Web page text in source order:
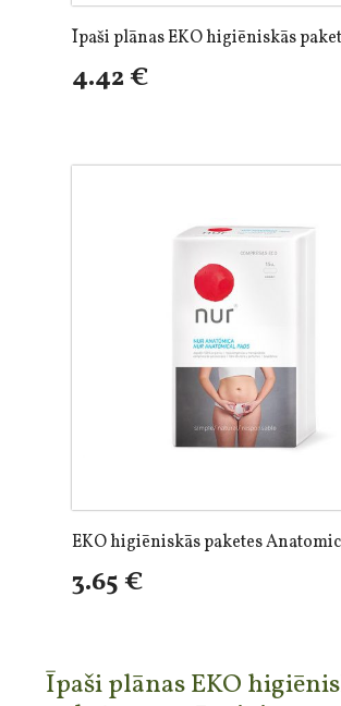
Īpaši plānas EKO higiēniskās
4.42 €
EKO higiēniskās paketes
3.65 €
Īpaši plānas EKO